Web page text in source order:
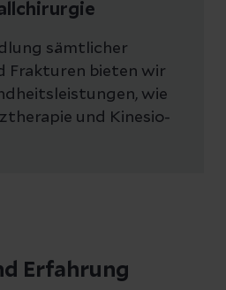
sämtlicher
Frakturen bieten wir
wie
und Kinesio-
Erfahrung